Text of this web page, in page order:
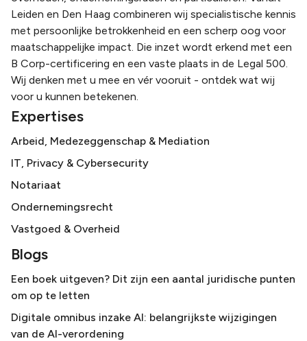
Leiden en Den Haag combineren wij specialistische kennis
met persoonlijke betrokkenheid en een scherp oog voor
maatschappelijke impact. Die inzet wordt erkend met een
B Corp-certificering en een vaste plaats in de Legal 500.
Wij denken met u mee en vér vooruit - ontdek wat wij
voor u kunnen betekenen.
Expertises
Arbeid, Medezeggenschap & Mediation
IT, Privacy & Cybersecurity
Notariaat
Ondernemingsrecht
Vastgoed & Overheid
Blogs
Een boek uitgeven? Dit zijn een aantal juridische punten
om op te letten
Digitale omnibus inzake AI: belangrijkste wijzigingen
van de AI-verordening